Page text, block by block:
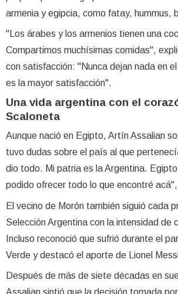
armenia y egipcia, como fatay, hummus,
"Los árabes y los armenios tienen una
Compartimos muchísimas comidas",
con satisfacción: "Nunca dejan nada en
es la mayor satisfacción".
Una vida argentina con el
Scaloneta
Aunque nació en Egipto, Artín Assalian
tuvo dudas sobre el país al que
dio todo. Mi patria es la Argentina.
podido ofrecer todo lo que encontré
El vecino de Morón también siguió cada
Selección Argentina con la intensidad de
Incluso reconoció que sufrió durante el
Verde y destacó el aporte de Lionel
Después de más de siete décadas en
Assalian sintió que la decisión tomada